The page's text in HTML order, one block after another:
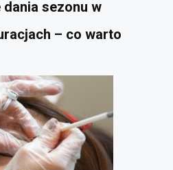
sezonu w
– co warto